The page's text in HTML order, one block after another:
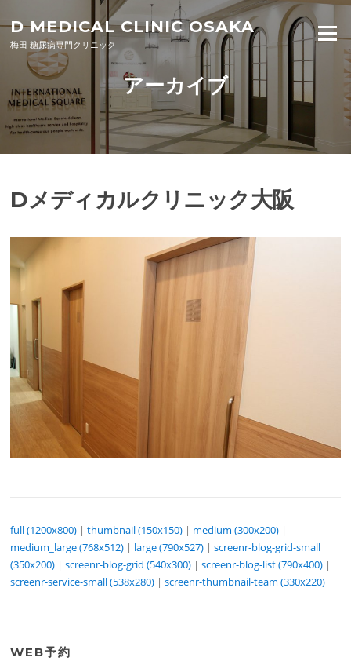
D MEDICAL CLINIC OSAKA
梅田 糖尿病専門クリニック
Menu
アーカイブ
Dメディカルクリニック大阪
full (1200x800) |thumbnail (150x150) | medium (300x200) |
medium_large (768x512) | large (790x527) |screenr-blog-grid-small
(350x200) |screenr-blog-grid (540x300) |screenr-blog-list (790x400) |
screenr-service-small (538x280) |screenr-thumbnail-team (330x220)
WEB予約